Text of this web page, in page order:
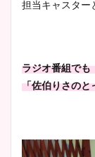
担当キャスター
ラジオ番組でも
「佐伯りさのと